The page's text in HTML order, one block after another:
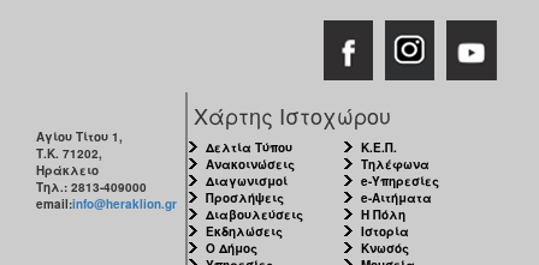
Αγίου Τίτου 1,
Τ.Κ. 71202,
Ηράκλειο
Τηλ.: 2813-409000
email:info@heraklion.gr
Χάρτης Ιστοχώρου
Δελτία Τύπου
Ανακοινώσεις
Διαγωνισμοί
Προσλήψεις
Διαβουλεύσεις
Εκδηλώσεις
Ο Δήμος
Κ.Ε.Π.
Τηλέφωνα
e-Υπηρεσίες
e-Αιτήματα
Η Πόλη
Ιστορία
Κνωσός